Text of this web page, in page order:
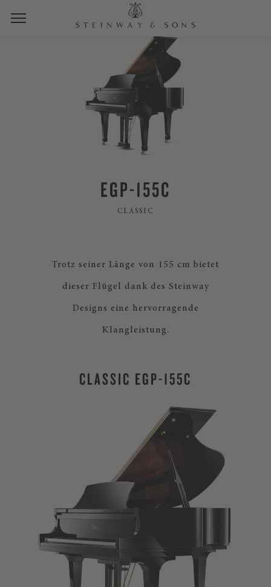
EGP-155C
CLASSIC
Trotz seiner Länge von 155 cm bietet
dieser Flügel dank des Steinway
Designs eine hervorragende
Klangleistung.
CLASSIC EGP-155C